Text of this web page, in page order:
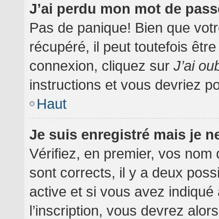
J’ai perdu mon mot de
Pas de panique! Bien que
récupéré, il peut toutefois
connexion, cliquez sur J’ai
instructions et vous devriez
Haut
Je suis enregistré mais je
Vérifiez, en premier, vos nom
sont corrects, il y a deux
active et si vous avez
l’inscription, vous devrez